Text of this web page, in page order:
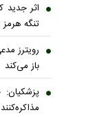
اثر جدید
تنگه
رویترز
باز می‌کند
پزشکیان: